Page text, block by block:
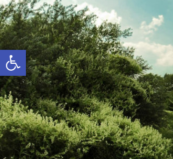
Otwórz pasek narzędzi